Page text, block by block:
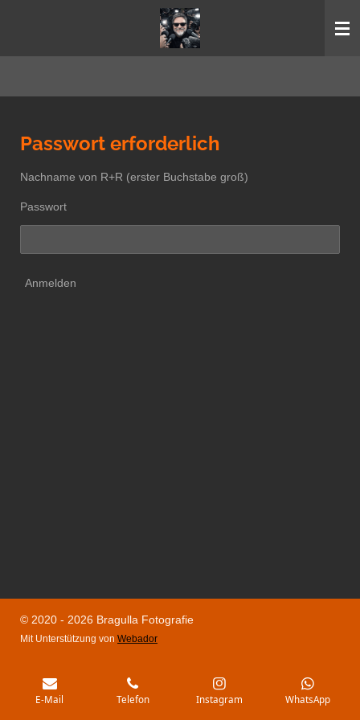
Passwort erforderlich
Nachname von R+R (erster Buchstabe groß)
Passwort
Anmelden
© 2020 - 2026 Bragulla Fotografie
Mit Unterstützung von Webador
E-Mail Telefon Instagram WhatsApp